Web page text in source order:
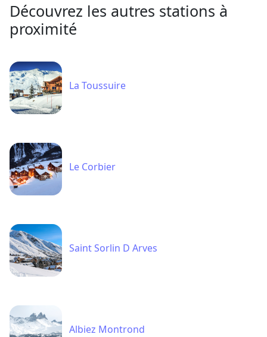
Découvrez les autres stations à
proximité
La Toussuire
Le Corbier
Saint Sorlin D Arves
Albiez Montrond